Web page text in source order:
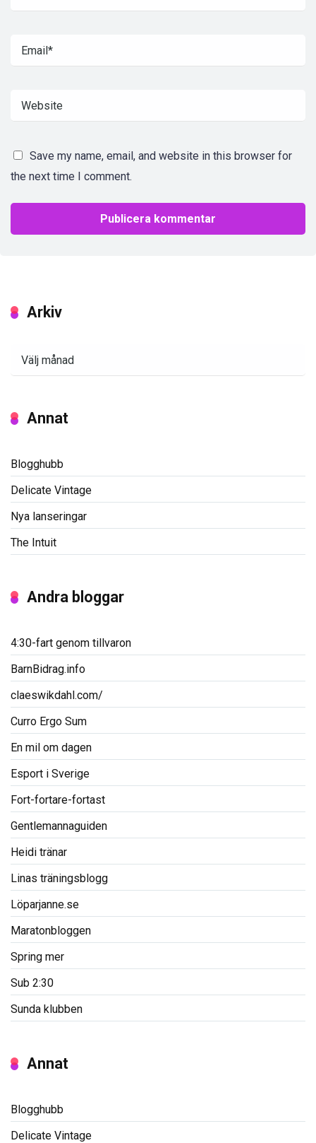
Save my name, email, and website in this browser for
the next time I comment.
Arkiv
Annat
Blogghubb
Delicate Vintage
Nya lanseringar
The Intuit
Andra bloggar
4:30-fart genom tillvaron
BarnBidrag.info
claeswikdahl.com/
Curro Ergo Sum
En mil om dagen
Esport i Sverige
Fort-fortare-fortast
Gentlemannaguiden
Heidi tränar
Linas träningsblogg
Löparjanne.se
Maratonbloggen
Spring mer
Sub 2:30
Sunda klubben
Annat
Blogghubb
Delicate Vintage